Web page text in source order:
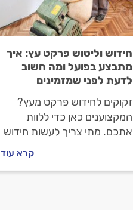
חידוש וליטוש פרקט עץ: איך
מתבצע בפועל ומה חשוב
לדעת לפני שמזמינים
זקוקים לחידוש פרקט מעץ?
המקצוענים כאן כדי ללוות
אתכם. מתי צריך לעשות חידוש
מתנהלים מול מתקין הפרקטים
וכמה עולה חידוש פרקט? כל
קרא עוד